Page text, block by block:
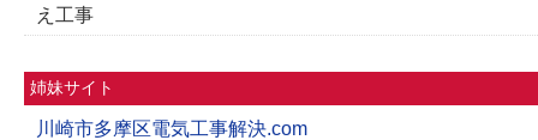
え工事
姉妹サイト
川崎市多摩区電気工事解決.com